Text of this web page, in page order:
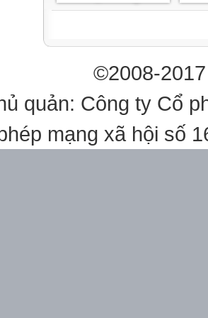
©2008-
quản: Công ty Cổ
mạng xã hội số